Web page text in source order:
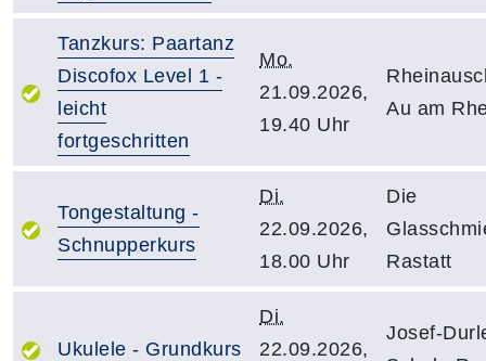
Tanzkurs: Paartanz
Discofox Level 1 -
leicht
fortgeschritten
Mo.
21.09.2026,
19.40 Uhr
Au am
Tongestaltung -
Schnupperkurs
Di.
22.09.2026,
18.00 Uhr
Die
Rastatt
Ukulele - Grundkurs
Di.
22.09.2026,
Josef-